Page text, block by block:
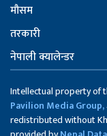
मौसम
तरकारी
नेपाली क्यालेन्डर
Intellectual property of
Pavilion Media Group,
redistributed without